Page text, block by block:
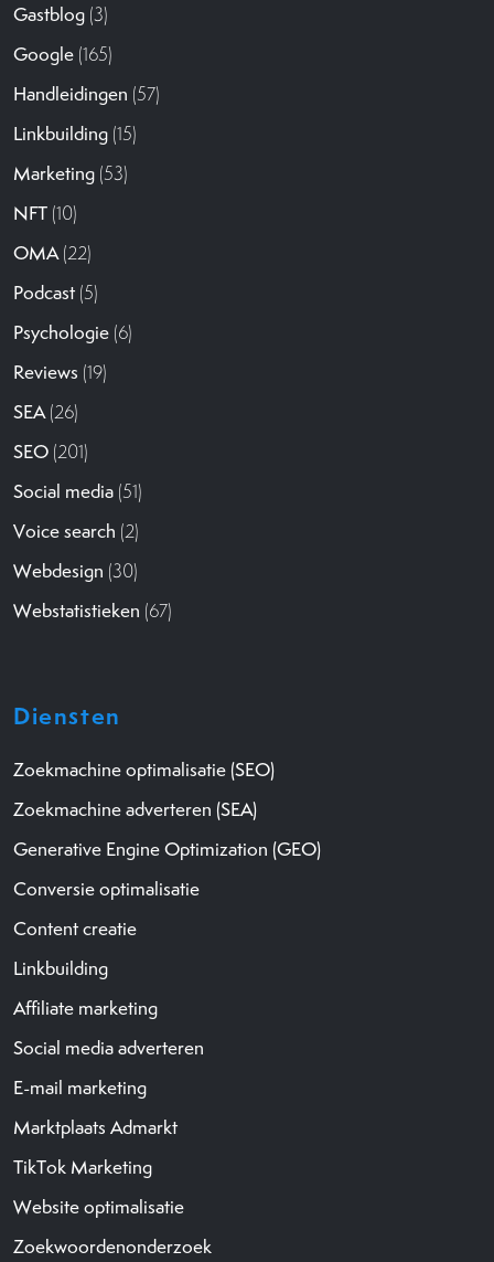
Gastblog (3)
Google (165)
Handleidingen (57)
Linkbuilding (15)
Marketing (53)
NFT (10)
OMA(22)
Podcast (5)
Psychologie (6)
Reviews (19)
SEA(26)
SEO (201)
Social media (51)
Voice search (2)
Webdesign (30)
Webstatistieken (67)
Diensten
Zoekmachine optimalisatie (SEO)
Zoekmachine adverteren (SEA)
Generative Engine Optimization (GEO)
Conversie optimalisatie
Content creatie
Linkbuilding
Affiliate marketing
Social media adverteren
E-mail marketing
Marktplaats Admarkt
TikTok Marketing
Website optimalisatie
Zoekwoordenonderzoek